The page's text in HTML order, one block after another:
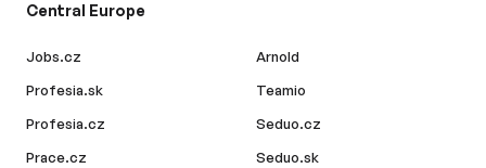
Central Europe
Jobs.cz
Profesia.sk
Profesia.cz
Prace.cz
Arnold
Teamio
Seduo.cz
Seduo.sk